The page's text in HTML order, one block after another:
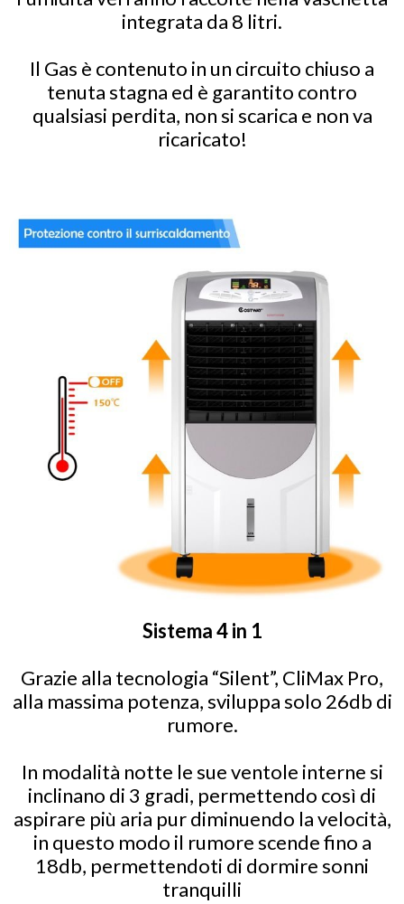
integrata da 8 litri.
Il Gas è contenuto in un circuito chiuso a
tenuta stagna ed è garantito contro
qualsiasi perdita, non si scarica e non va
ricaricato!
Sistema 4 in 1
Grazie alla tecnologia “Silent”, CliMax Pro,
alla massima potenza, sviluppa solo 26db di
rumore.
In modalità notte le sue ventole interne si
inclinano di 3 gradi, permettendo così di
aspirare più aria pur diminuendo la velocità,
in questo modo il rumore scende fino a
18db, permettendoti di dormire sonni
tranquilli